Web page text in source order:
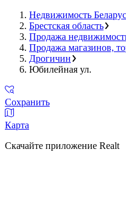
Недвижимость
Брестская область
Продажа
Продажа магазинов,
Дрогичин
Юбилейная ул.
Сохранить
Карта
Скачайте приложение Realt